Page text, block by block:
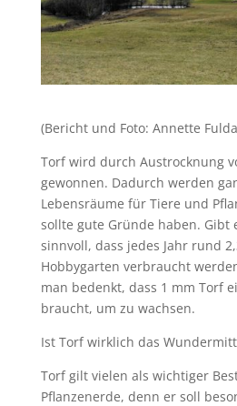
(Bericht und Foto: Annette
Torf wird durch Austrocknung
gewonnen. Dadurch werden
Lebensräume für Tiere und
sollte gute Gründe haben. Gibt
sinnvoll, dass jedes Jahr rund
Hobbygarten verbraucht
man bedenkt, dass 1 mm Torf
braucht, um zu wachsen.
Ist Torf wirklich das
Torf gilt vielen als wichtiger
Pflanzenerde, denn er soll